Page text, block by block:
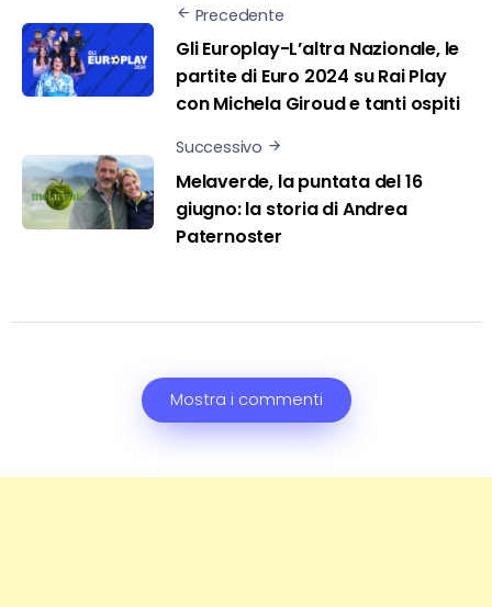
Precedente
Gli Europlay-L’altra Nazionale, le
partite di Euro 2024 su Rai Play
con Michela Giroud e tanti ospiti
Successivo
Melaverde, la puntata del 16
giugno: la storia di Andrea
Paternoster
Mostra i commenti